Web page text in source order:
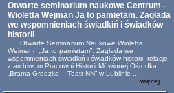
Otwarte seminarium naukowe Centrum -
Wioletta Wejman Ja to pamiętam. Zagłada
we wspomnieniach świadkiń i świadków
historii
Otwarte Seminarium Naukowe Wioletta
Wejmann „Ja to pamiętam”. Zagłada we
wspomnieniach świadkiń i świadków historii: relacje
z archiwum Pracowni Historii Mówionej Ośrodka
„Brama Grodzka – Teatr NN” w Lublinie ...
więcej...